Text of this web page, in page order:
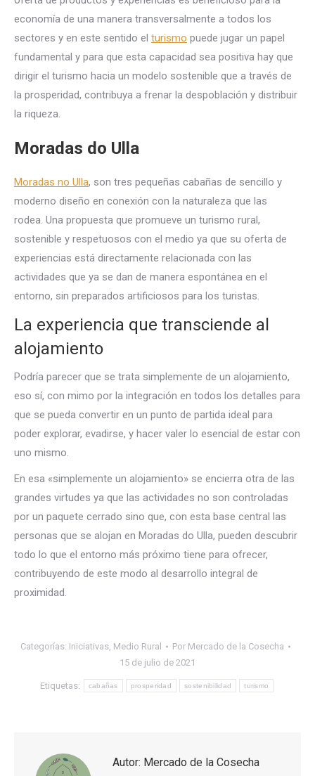
economía de una manera transversalmente a todos los
sectores y en este sentido el turismo puede jugar un papel
fundamental y para que esta capacidad sea positiva hay que
dirigir el turismo hacia un modelo sostenible que a través de
la prosperidad, contribuya a frenar la despoblación y distribuir
la riqueza.
Moradas do Ulla
Moradas no Ulla, son tres pequeñas cabañas de sencillo y
moderno diseño en conexión con la naturaleza que las
rodea. Una propuesta que promueve un turismo rural,
sostenible y respetuosos con el medio ya que su oferta de
experiencias está directamente relacionada con las
actividades que ya se dan de manera espontánea en el
entorno, sin preparados artificiosos para los turistas.
La experiencia que transciende al
alojamiento
Podría parecer que se trata simplemente de un alojamiento,
eso sí, con mimo por la integración en todos los detalles para
que se pueda convertir en un punto de partida ideal para
poder explorar, evadirse, y hacer valer lo esencial de estar con
uno mismo.
En esa «simplemente un alojamiento» se encierra otra de las
grandes virtudes ya que las actividades no son controladas
por un paquete cerrado sino que, con esta base central las
personas que se alojan en Moradas do Ulla, pueden descubrir
todo lo que el entorno más próximo tiene para ofrecer,
contribuyendo de este modo al desarrollo integral de
proximidad.
Categorías: Iniciativas, Medio Rural Por Mercado de la Cosecha
15 de julio de 2021
Etiquetas: cabañas prosperidad sostenibilidad turismo
Autor: Mercado de la Cosecha